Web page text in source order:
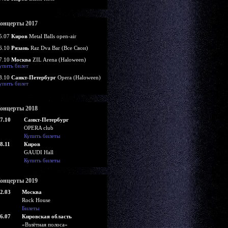
2017
Киров Metal Balls open-air
Рязань Raz Dva Bar (Все Свои)
Москва ZIL Arena (Haloween)
билет
Санкт-Петербург Opera (Haloween)
билет
2018
Санкт-Петербург
OPERA club
Купить билеты
Киров
GAUDI Hall
Купить билеты
2019
Москва
Rock House
Билеты
Кировская область
«Взлётная полоса»